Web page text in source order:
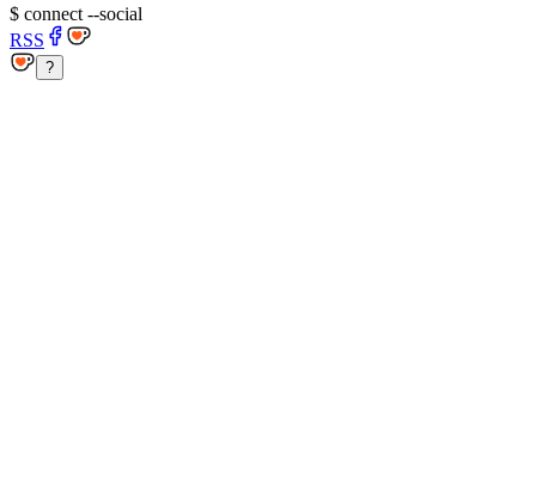
$ connect --social
RSS
?